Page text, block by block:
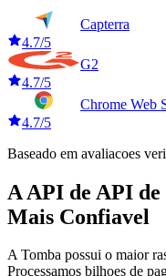
Capterra
4.7/5
G2
4.7/5
Chrome Web
4.7/5
Baseado em avaliacoes
A API de API de
Mais Confiavel
A Tomba possui o maior
Processamos bilhoes de